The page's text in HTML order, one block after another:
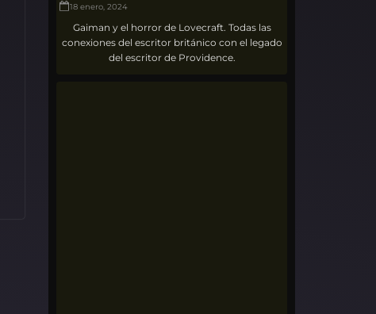
18 enero, 2024
Gaiman y el horror de Lovecraft. Todas las
conexiones del escritor británico con el legado
del escritor de Providence.